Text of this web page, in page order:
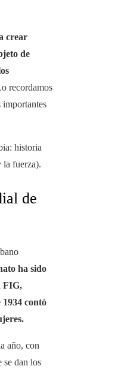
crear
de
recordamos
importantes
historia
la fuerza).
de
ha sido
FIG,
1934 contó
año, con
se dan los